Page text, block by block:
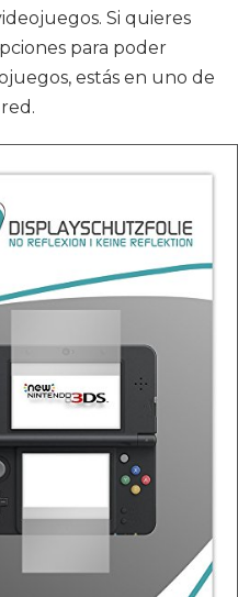
Si quieres
para poder
estás en uno de